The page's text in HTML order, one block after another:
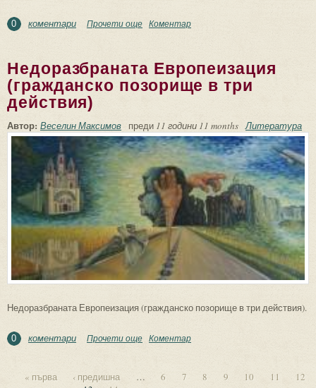
0 коментари Прочети още about Автобиографично (Йово Неделчев
Коментар
Недоразбраната Европеизация
(гражданско позорище в три
действия)
Автор: Веселин Максимов преди 11 години 11 months Литература
Недоразбраната Европеизация (гражданско позорище в три действия).
0 коментари Прочети още about Недоразбраната Европеизация
Коментар
« първа ‹ предишна … 6 7 8 9 10 11
12